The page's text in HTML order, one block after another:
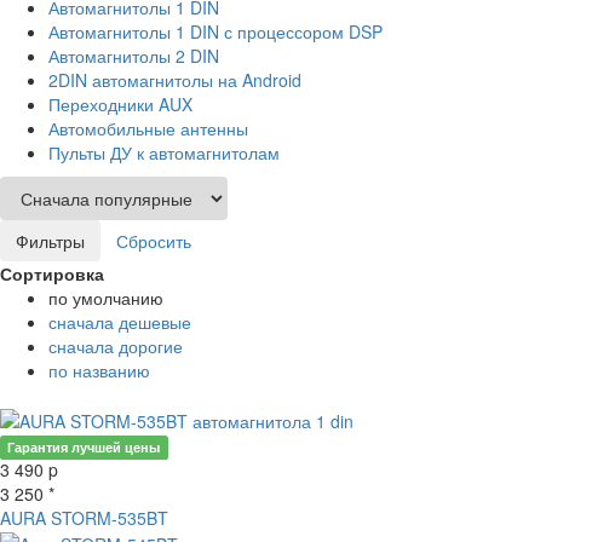
Автомагнитолы 1 DIN
Автомагнитолы 1 DIN с процессором DSP
Автомагнитолы 2 DIN
2DIN автомагнитолы на Android
Переходники AUX
Автомобильные антенны
Пульты ДУ к автомагнитолам
Фильтры
Сбросить
Сортировка
по умолчанию
сначала дешевые
сначала дорогие
по названию
Гарантия лучшей цены
3 490 p
3 250 *
AURA STORM-535BT